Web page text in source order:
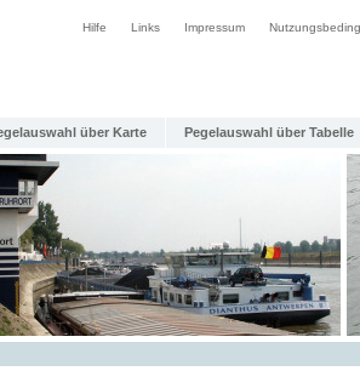
Hilfe Links Impressum
über Karte Pegelauswahl über Tabelle